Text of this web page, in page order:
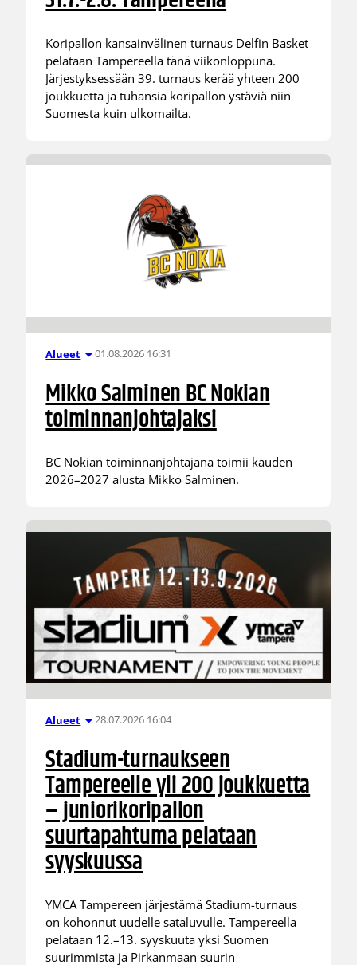
Koripallon kansainvälinen turnaus Delfin Basket
pelataan Tampereella tänä viikonloppuna.
Järjestyksessään 39. turnaus kerää yhteen 200
joukkuetta ja tuhansia koripallon ystäviä niin
Suomesta kuin ulkomailta.
Alueet 01.08.2026 16:31
Mikko Salminen BC Nokian
toiminnanjohtajaksi
BC Nokian toiminnanjohtajana toimii kauden
2026–2027 alusta Mikko Salminen.
Alueet 28.07.2026 16:04
Stadium-turnaukseen
Tampereelle yli 200 joukkuetta
– juniorikoripallon
suurtapahtuma pelataan
syyskuussa
YMCA Tampereen järjestämä Stadium-turnaus
on kohonnut uudelle sataluvulle. Tampereella
pelataan 12.–13. syyskuuta yksi Suomen
suurimmista ja Pirkanmaan suurin